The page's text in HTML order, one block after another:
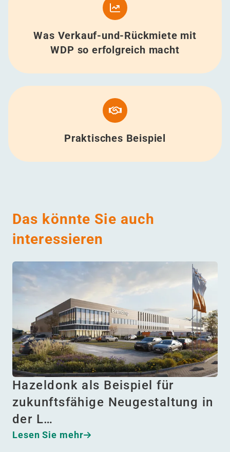
Was Verkauf-und-Rückmiete mit
WDP so erfolgreich macht
Praktisches Beispiel
Das könnte Sie auch
interessieren
Hazeldonk als Beispiel für
zukunftsfähige Neugestaltung in
der L…
Lesen Sie mehr